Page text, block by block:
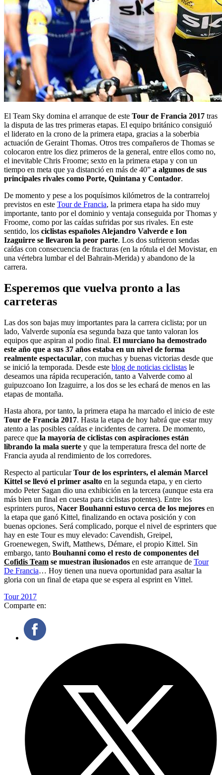
El Team Sky domina el arranque de este Tour de Francia 2017 tras
la disputa de las tres primeras etapas. El equipo británico consiguió
el liderato en la crono de la primera etapa, gracias a la soberbia
actuación de Geraint Thomas. Otros tres compañeros de Thomas se
colocaron entre los diez primeros de la general, entre ellos como no,
el inevitable Chris Froome; sexto en la primera etapa y con un
tiempo en meta que ya distanció en más de 40” a algunos de sus
principales rivales como Porte, Quintana y Contador.
De momento y pese a los poquísimos kilómetros de la contrarreloj
previstos en este Tour de Francia, la primera etapa ha sido muy
importante, tanto por el dominio y ventaja conseguida por Thomas y
Froome, como por las caídas sufridas por sus rivales. En este
sentido, los ciclistas españoles Alejandro Valverde e Ion
Izaguirre se llevaron la peor parte. Los dos sufrieron sendas
caídas con consecuencia de fracturas (en la rótula el del Movistar, en
una vértebra lumbar el del Bahrain-Merida) y abandono de la
carrera.
Esperemos que vuelva pronto a las
carreteras
Las dos son bajas muy importantes para la carrera ciclista; por un
lado, Valverde suponía esa segunda baza que tanto valoran los
equipos que aspiran al podio final. El murciano ha demostrado
este año que a sus 37 años estaba en un nivel de forma
realmente espectacular, con muchas y buenas victorias desde que
se inició la temporada. Desde este blog de noticias ciclistas le
deseamos una rápida recuperación, tanto a Valverde como al
guipuzcoano Ion Izaguirre, a los dos se les echará de menos en las
etapas de montaña.
Hasta ahora, por tanto, la primera etapa ha marcado el inicio de este
Tour de Francia 2017. Hasta la etapa de hoy habrá que estar muy
atento a las posibles caídas e incidentes de carrera. De momento,
parece que la mayoría de ciclistas con aspiraciones están
librando la mala suerte y que la temperatura fresca del norte de
Francia ayuda al rendimiento de los corredores.
Respecto al particularTour de los esprinters, el alemán Marcel
Kittel se llevó el primer asalto en la segunda etapa, y en cierto
modo Peter Sagan dio una exhibición en la tercera (aunque esta era
más bien un final en cuesta para ciclistas potentes). Entre los
esprinters puros, Nacer Bouhanni estuvo cerca de los mejores en
la etapa que ganó Kittel, finalizando en octava posición y con
buenas opciones. Será complicado, porque el nivel de esprinters que
hay en este Tour es muy elevado: Cavendish, Greipel,
Groenewegen, Swift, Matthews, Démare, el propio Kittel. Sin
embargo, tanto Bouhanni como el resto de componentes del
Cofidis Team se muestran ilusionados en este arranque de Tour
De Francia… Hoy tienen una nueva oportunidad para asaltar la
gloria con un final de etapa que se espera al esprint en Vittel.
Tour 2017
Comparte en: